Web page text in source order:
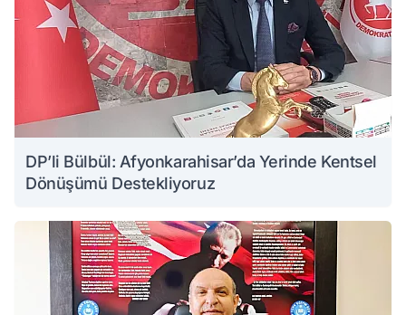
DP’li Bülbül: Afyonkarahisar’da Yerinde Kentsel
Dönüşümü Destekliyoruz